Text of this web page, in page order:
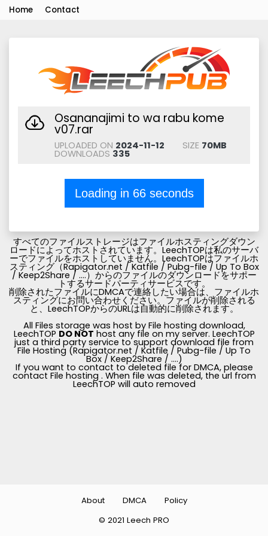
Home Contact
Osananajimi to wa rabu kome
v07.rar
UPLOADED ON 2024-11-12 SIZE 70MB
DOWNLOADS 335
Loading in 66seconds
すべてのファイルストレージはファイルホスティングダウン
ロードによってホストされています。LeechTOPは私のサーバ
ーでファイルをホストしていません。LeechTOPはファイルホ
スティング（Rapigator.net / Katfile / Pubg-file / Up To Box
/ Keep2Share / ....）からのファイルのダウンロードをサポー
トするサードパーティサービスです。
削除されたファイルにDMCAで連絡したい場合は、ファイルホ
スティングにお問い合わせください。ファイルが削除される
と、LeechTOPからのURLは自動的に削除されます。
All Files storage was host by File hosting download,
LeechTOP DO NOT host any file on my server. LeechTOP
just a third party service to support download file from
File Hosting (Rapigator.net / Katfile / Pubg-file / Up To
Box / Keep2Share / ....)
If you want to contact to deleted file for DMCA, please
contact File hosting . When file was deleted, the url from
LeechTOP will auto removed
© 2021 Leech PRO
About DMCA Policy